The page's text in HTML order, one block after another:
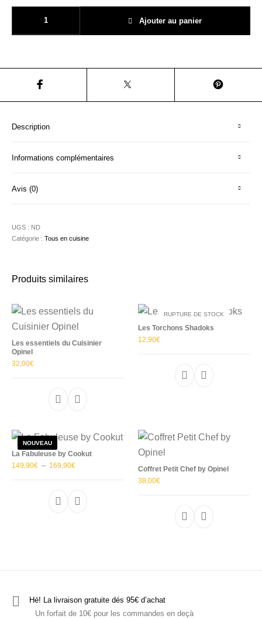
Ajouter au panier
Description
Informations complémentaires
Avis (0)
UGS : ND
Catégorie :Tous en cuisine
Produits similaires
Les essentiels du Cuisinier
Opinel
32,00€
RUPTURE DE STOCK
Les Torchons Shadoks
12,90€
Ce produit a
NOUVEAU
La Fabuleuse by Cookut
149,90€ – 169,90€Plage de prix : 149,90€ à 169,90€
Ce produit a plusieurs variations. Les options
Coffret Petit Chef by Opinel
38,00€
Hé! La livraison gratuite dés 95€ d’achat
Un forfait de 10€ pour les commandes en deçà